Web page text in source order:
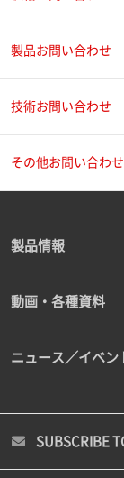
製品お問い合わせ
技術お問い合わせ
その他お問い合わせ
製品情報
動画・各種資料
ニュース／イベン
SUBSCRIBE